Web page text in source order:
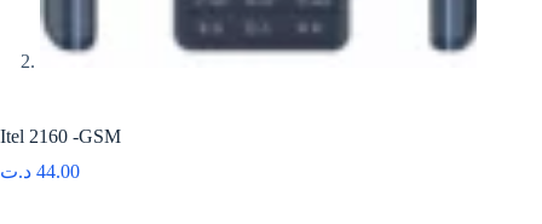
Itel 2160 -GSM
44.00 د.ت